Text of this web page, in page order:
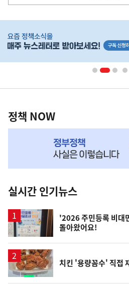
단
영
책
NOW,
뉴
스
정책 NOW
실시간 인기뉴스
'2026 주민등록 비대
돌아왔어요!
치킨 '용량꼼수' 직접